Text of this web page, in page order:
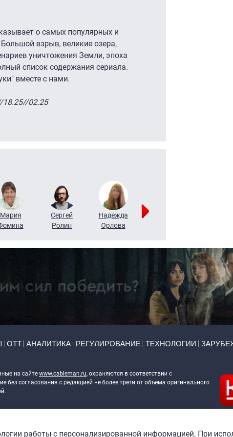
о самых популярных и
взрыв, великие озера,
уничтожения Земли, эпоха
список содержания сериала.
вместе с нами.
18.25//02.25
Мария
Сергей
Ролин
Надежда
Орлова
ОТТ АНАЛИТИКА РЕГУЛИРОВАНИЕ ТЕХНОЛОГИИ
на сайте www.cableman.ru, охраняются в соответствии с
без согласования с редакцией не более трети от объема оригинального
работы с персонализированной информацией. При